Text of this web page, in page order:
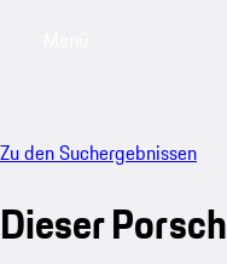
Zu den Suchergebnissen
Dieser